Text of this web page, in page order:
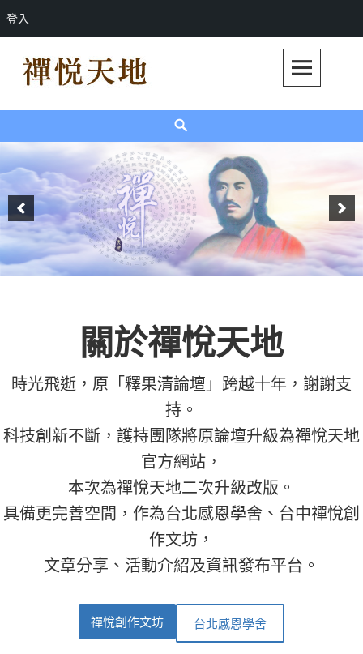
登入
content
關於禪悅天地
時光飛逝，原「釋果清論壇」跨越十年，謝謝支
持。
科技創新不斷，護持團隊將原論壇升級為禪悅天地
官方網站，
本次為禪悅天地二次升級改版。
具備更完善空間，作為台北感恩學舍、台中禪悅創
作文坊，
文章分享、活動介紹及資訊發布平台。
禪悅創作文坊 台北感恩學舍